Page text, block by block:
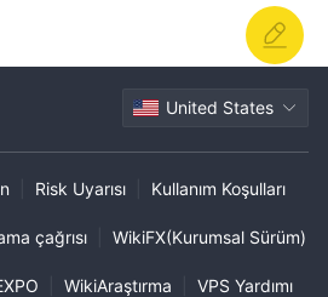
United States
Risk Uyarısı Kullanım Koşulları
çağrısı WikiFX(Kurumsal Sürüm)
WikiAraştırma VPS Yardımı